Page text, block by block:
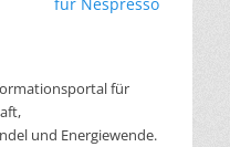
für
und Energiewende.